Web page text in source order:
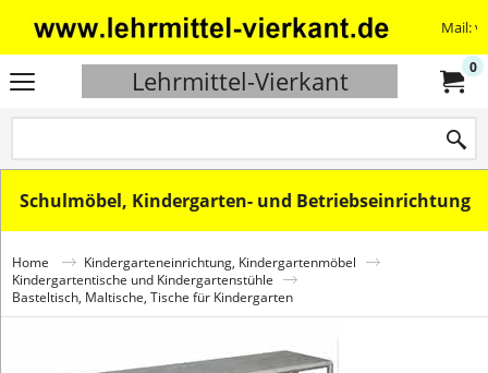
Mail:
Lehrmittel-Vierkant 0
Schulmöbel, Kindergarten- und Betriebseinrichtung
Home
Kindergarteneinrichtung, Kindergartenmöbel
Kindergartentische und Kindergartenstühle
Basteltisch, Maltische, Tische für Kindergarten